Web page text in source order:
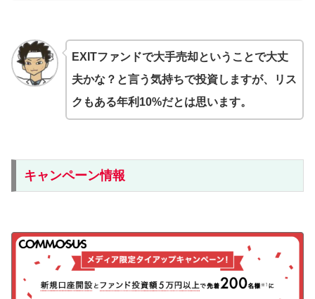
EXITファンドで大手売却ということで大丈
夫かな？と言う気持ちで投資しますが、リス
クもある年利10%だとは思います。
キャンペーン情報